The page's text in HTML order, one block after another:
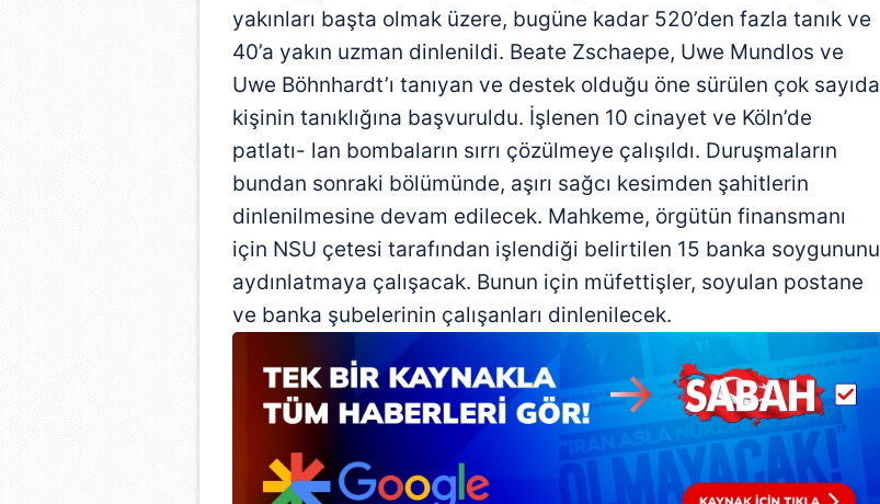
yakınları başta olmak üzere, bugüne kadar 520’den fazla tanık ve
40’a yakın uzman dinlenildi. Beate Zschaepe, Uwe Mundlos ve
Uwe Böhnhardt’ı tanıyan ve destek olduğu öne sürülen çok sayıda
kişinin tanıklığına başvuruldu. İşlenen 10 cinayet ve Köln’de
patlatı- lan bombaların sırrı çözülmeye çalışıldı. Duruşmaların
bundan sonraki bölümünde, aşırı sağcı kesimden şahitlerin
dinlenilmesine devam edilecek. Mahkeme, örgütün finansmanı
için NSU çetesi tarafından işlendiği belirtilen 15 banka soygununu
aydınlatmaya çalışacak. Bunun için müfettişler, soyulan postane
ve banka şubelerinin çalışanları dinlenilecek.